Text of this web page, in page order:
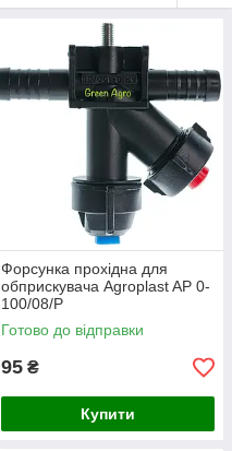
Форсунка прохідна для
обприскувача Agroplast AP 0-
100/08/P
Готово до відправки
95 ₴
Купити